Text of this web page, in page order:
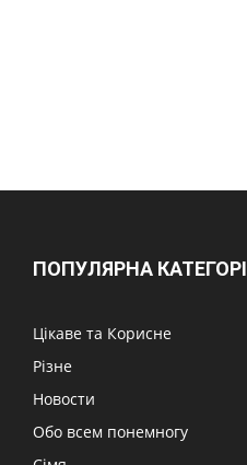
ПОПУЛЯРНА
Цікаве та Корисне
Різне
Новости
Обо всем понемногу